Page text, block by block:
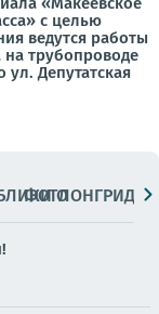
с целью
ведутся работы
трубопроводе
Депутатская
ФОТОЛОНГРИДЫ